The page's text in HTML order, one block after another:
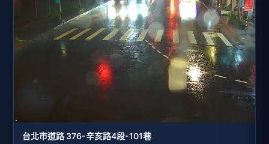
台北市道路 376-辛亥路4段-101巷